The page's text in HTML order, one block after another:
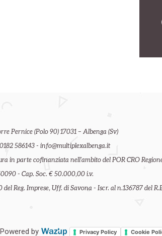
Pernice (Polo 90) 17031 – Albenga (Sv)
586143 - info@multiplexalbenga.it
in parte cofinanziata nell'ambito del POR CRO
- Cap. Soc. € 50.000,00 i.v.
Reg. Imprese, Uff. di Savona - Iscr. al n.136787 del
by Privacy Policy Cookie